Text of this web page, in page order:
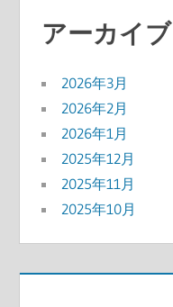
アーカイブ
2026年3月
2026年2月
2026年1月
2025年12月
2025年11月
2025年10月